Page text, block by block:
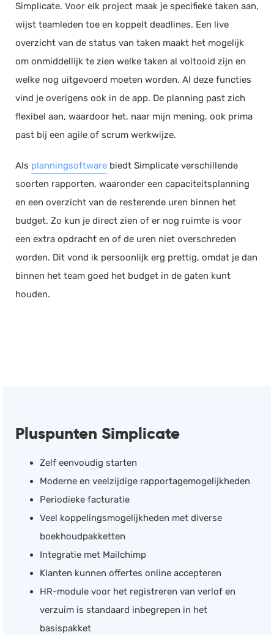
Simplicate. Voor elk project maak je specifieke taken aan,
wijst teamleden toe en koppelt deadlines. Een live
overzicht van de status van taken maakt het mogelijk
om onmiddellijk te zien welke taken al voltooid zijn en
welke nog uitgevoerd moeten worden. Al deze functies
vind je overigens ook in de app. De planning past zich
flexibel aan, waardoor het, naar mijn mening, ook prima
past bij een agile of scrum werkwijze.
Als planningsoftware biedt Simplicate verschillende
soorten rapporten, waaronder een capaciteitsplanning
en een overzicht van de resterende uren binnen het
budget. Zo kun je direct zien of er nog ruimte is voor
een extra opdracht en of de uren niet overschreden
worden. Dit vond ik persoonlijk erg prettig, omdat je dan
binnen het team goed het budget in de gaten kunt
houden.
Pluspunten Simplicate
Zelf eenvoudig starten
Moderne en veelzijdige rapportagemogelijkheden
Periodieke facturatie
Veel koppelingsmogelijkheden met diverse
boekhoudpakketten
Integratie met Mailchimp
Klanten kunnen offertes online accepteren
HR-module voor het registreren van verlof en
verzuim is standaard inbegrepen in het
basispakket